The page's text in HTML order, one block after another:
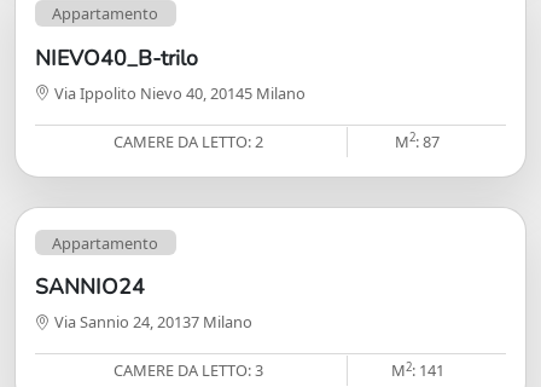
Appartamento
NIEVO40_B-trilo
Via Ippolito Nievo 40, 20145 Milano
CAMERE DA LETTO: 2 M2: 87
Appartamento
SANNIO24
Via Sannio 24, 20137 Milano
CAMERE DA LETTO: 3 M2: 141